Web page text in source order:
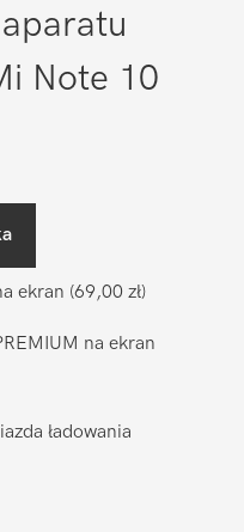
Note 10
ekran (69,00 zł)
na ekran
ładowania